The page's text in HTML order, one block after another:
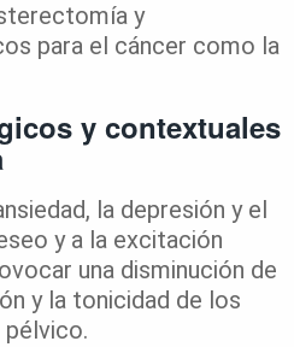
y
para el cáncer como la
y contextuales
la depresión y el
y a la excitación
una disminución de
y la tonicidad de los